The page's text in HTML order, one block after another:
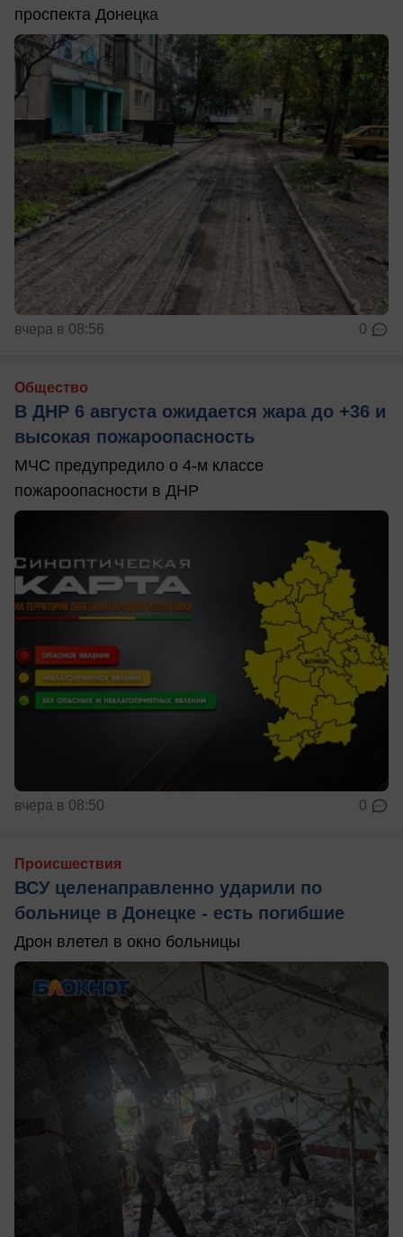
проспекта Донецка
вчера в 08:56 0
Общество
В ДНР 6 августа ожидается жара до +36 и
высокая пожароопасность
МЧС предупредило о 4-м классе
пожароопасности в ДНР
вчера в 08:50 0
Происшествия
ВСУ целенаправленно ударили по
больнице в Донецке - есть погибшие
Дрон влетел в окно больницы